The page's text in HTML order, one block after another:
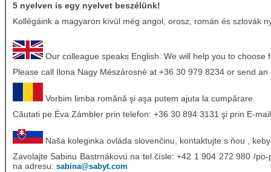
5 nyelven is egy nyelvet beszélünk!
Kollégáink a magyaron kívül még angol, orosz, román és szlovák
Our colleague speaks English. We will help you to choose
Please call Ilona Nagy Mészárosné at +36 30 979 8234 or send
Vorbim limba romănă şi aşa putem ajuta la cumpărare.
Căutati pe Éva Zámbler prin telefon: +36 30 894 3131 şi prin E-
Naša koleginka ovláda slovenčinu, kontaktujte s ňou ,
Zavolajte Sabinu Bastrnákovú na tel.čísle: +42 1 904 272 980 /
na adresu: sabina@sabyt.com